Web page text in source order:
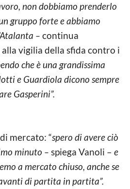
non dobbiamo prenderlo
gruppo forte e abbiamo
– continua
vigilia della sfida contro i
che è una grandissima
e Guardiola dicono sempre
Gasperini”.
mercato: “spero di avere ciò
minuto – spiega Vanoli – e
a mercato chiuso, anche se
di partita in partita”.